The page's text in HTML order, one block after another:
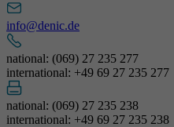
info@denic.de
national: (069) 27 235 277
international: +49 69 27 235 277
national: (069) 27 235 238
international: +49 69 27 235 238